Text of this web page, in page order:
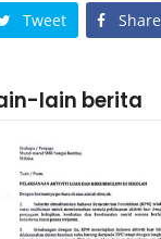
Tweet Share
lain berita